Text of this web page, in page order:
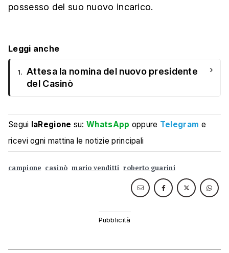
possesso del suo nuovo incarico.
Leggi anche
1. Attesa la nomina del nuovo presidente
del Casinò
›
Segui laRegione su:WhatsApp oppure Telegram e
ricevi ogni mattina le notizie principali
campione casinò mario venditti roberto guarini